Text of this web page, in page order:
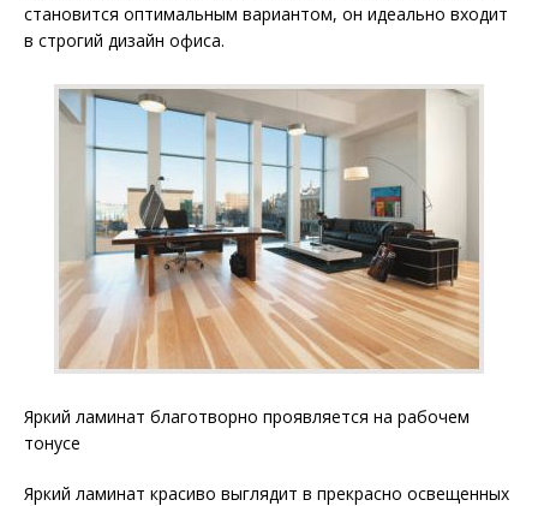
становится оптимальным вариантом, он идеально входит
в строгий дизайн офиса.
Яркий ламинат благотворно проявляется на рабочем
тонусе
Яркий ламинат красиво выглядит в прекрасно освещенных